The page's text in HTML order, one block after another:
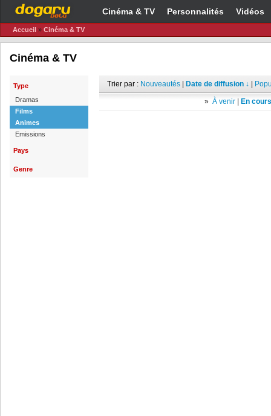
Cinéma & TV Personnalités Vidéos
Accueil » Cinéma & TV
Cinéma & TV
Type
Dramas
Films
Animes
Emissions
Pays
Genre
Trier par : Nouveautés Date de diffusion ↓
» À venir En